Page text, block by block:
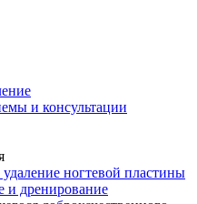
и консультации
удаление ногтевой пластины
и дренирование